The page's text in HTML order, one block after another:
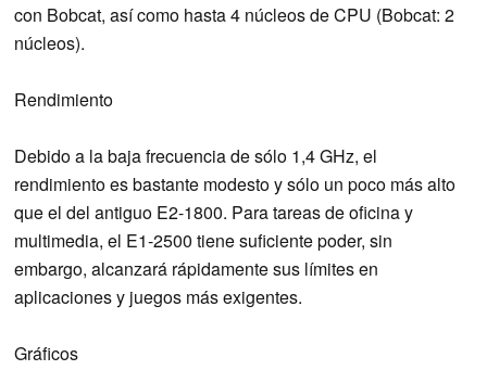
con Bobcat, así como hasta 4 núcleos de CPU (Bobcat: 2
núcleos).
Rendimiento
Debido a la baja frecuencia de sólo 1,4 GHz, el
rendimiento es bastante modesto y sólo un poco más alto
que el del antiguo E2-1800. Para tareas de oficina y
multimedia, el E1-2500 tiene suficiente poder, sin
embargo, alcanzará rápidamente sus límites en
aplicaciones y juegos más exigentes.
Gráficos